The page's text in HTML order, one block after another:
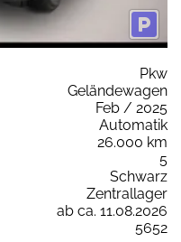
Pkw
Geländewagen
Feb / 2025
Automatik
26.000 km
5
Schwarz
Zentrallager
ab ca. 11.08.2026
5652